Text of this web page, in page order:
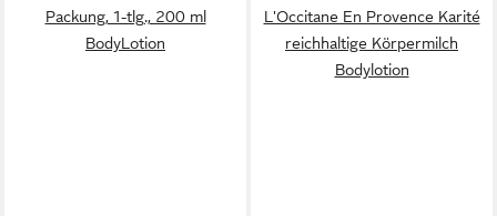
Packung, 1-tlg., 200 ml
BodyLotion
L'Occitane En Provence Karité
reichhaltige Körpermilch
Bodylotion